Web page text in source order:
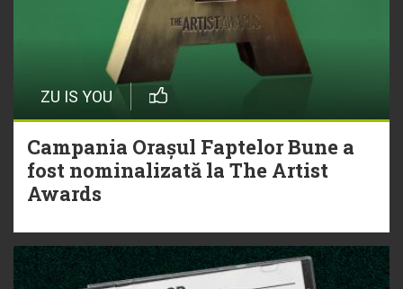
ZU IS YOU
Campania Orașul Faptelor Bune a
fost nominalizată la The Artist
Awards